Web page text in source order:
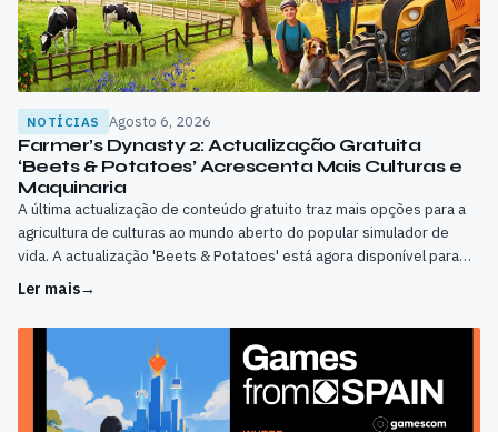
NOTÍCIAS Agosto 6, 2026
Farmer’s Dynasty 2: Actualização Gratuita
‘Beets & Potatoes’ Acrescenta Mais Culturas e
Maquinaria
A última actualização de conteúdo gratuito traz mais opções para a
agricultura de culturas ao mundo aberto do popular simulador de
vida. A actualização 'Beets & Potatoes' está agora disponível para
PC.
Ler mais→